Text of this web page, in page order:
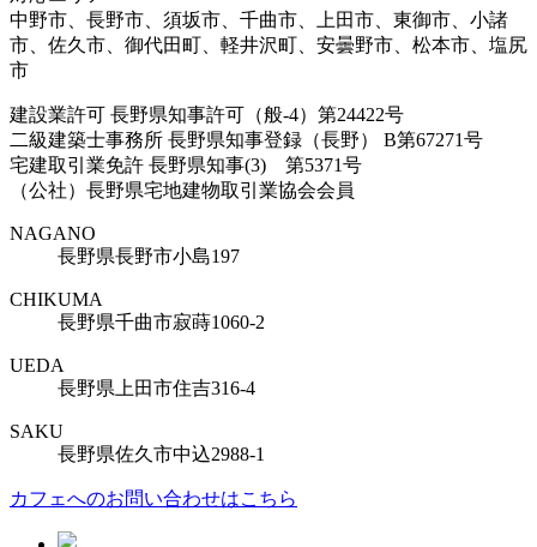
中野市、長野市、須坂市、千曲市、上田市、東御市、小諸
市、佐久市、御代田町、軽井沢町、安曇野市、松本市、塩尻
市
建設業許可 長野県知事許可（般-4）第24422号
二級建築士事務所 長野県知事登録（長野） B第67271号
宅建取引業免許 長野県知事(3) 第5371号
（公社）長野県宅地建物取引業協会会員
NAGANO
長野県長野市小島197
CHIKUMA
長野県千曲市寂蒔1060-2
UEDA
長野県上田市住吉316-4
SAKU
長野県佐久市中込2988-1
カフェへのお問い合わせはこちら